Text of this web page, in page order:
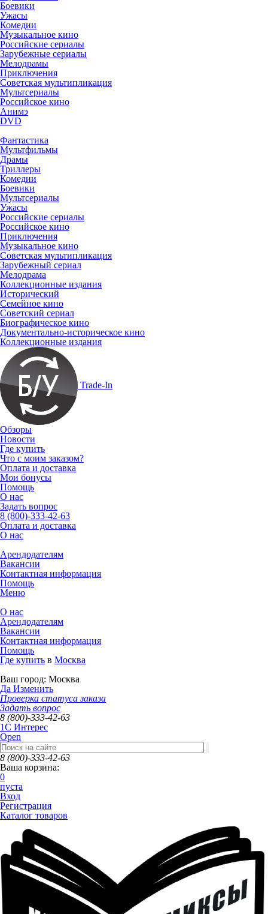
Боевики
Ужасы
Комедии
Музыкальное кино
Российские сериалы
Зарубежные сериалы
Мелодрамы
Приключения
Советская мультипликация
Мультсериалы
Российское кино
Анимэ
DVD
Фантастика
Мультфильмы
Драмы
Триллеры
Комедии
Боевики
Мультсериалы
Ужасы
Российские сериалы
Российское кино
Приключения
Музыкальное кино
Советская мультипликация
Зарубежный сериал
Мелодрама
Коллекционные издания
Исторический
Семейное кино
Советский сериал
Биографическое кино
Документально-историческое кино
Коллекционные издания
Trade-In
Обзоры
Новости
Где купить
Что с моим заказом?
Оплата и доставка
Мои бонусы
Помощь
О нас
Задать вопрос
8 (800)-333-42-63
Оплата и доставка
О нас
Арендодателям
Вакансии
Контактная информация
Помощь
Меню
О нас
Арендодателям
Вакансии
Контактная информация
Помощь
Где купить в Москва
Ваш город: Москва
Да Изменить
Проверка статуса заказа
Задать вопрос
8 (800)-333-42-63
1C Интерес
Open
8 (800)-333-42-63
Ваша корзина:
0
пуста
Вход
Регистрация
Каталог товаров